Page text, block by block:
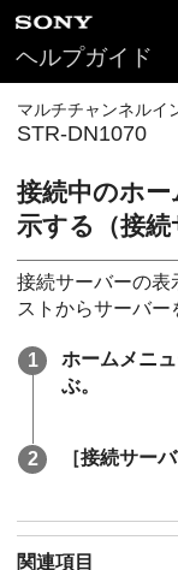
ヘルプガイド
マルチチャンネルイ
STR-DN1070
接続中のホ
示する（接続
接続サーバーの表
ストからサーバー
ホームメニ
ぶ。
［接続サー
関連項目